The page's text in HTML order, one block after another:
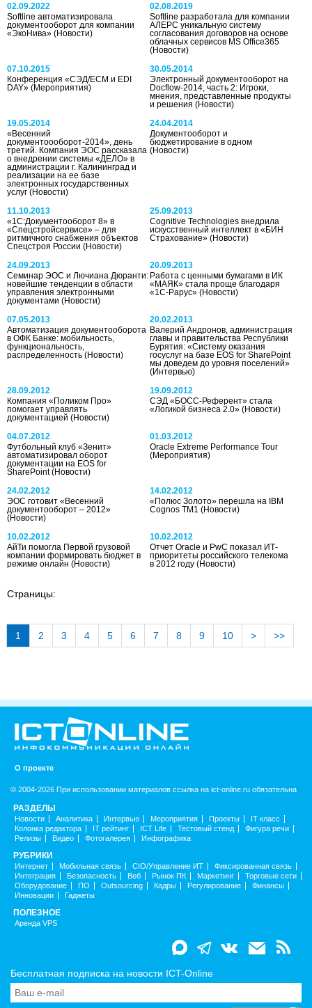
02.09.2022
Softline автоматизировала
документооборот для компании
«ЭкоНива» (Новости)
02.08.2019
Softline разработала для компании
АЛЕРС уникальную систему
согласования договоров на основе
облачных сервисов MS Office365
(Новости)
07.10.2015
Конференция «СЭД/ECM и EDI
DAY» (Мероприятия)
30.05.2014
Электронный документооборот на
Docflow-2014, часть 2: Игроки,
мнения, представленные продукты
и решения(Новости)
19.05.2014
«Весенний
документоооборот-2014», день
третий. Компания ЭОС рассказала
о внедрении системы «ДЕЛО» в
администрации г. Калининград и
реализации на ее базе
электронных государственных
услуг (Новости)
24.04.2014
Документооборот и
бюджетирование в одном
(Новости)
11.10.2013
«1С:Документооборот 8» в
«Спецстройсервисе» – для
ритмичного снабжения объектов
Спецстроя России (Новости)
25.09.2013
Cognitive Technologies внедрила
искусственный интеллект в «БИН
Страхование»(Новости)
24.09.2013
Семинар ЭОС и Лючиана Дюранти:
новейшие тенденции в области
управления электронными
документами (Новости)
20.09.2013
Работа с ценными бумагами в ИК
«МАЯК» стала проще благодаря
«1С-Рарус»(Новости)
07.05.2013
Автоматизация документооборота
в ОФК Банке: мобильность,
функциональность,
распределенность (Новости)
20.02.2013
Валерий Андронов, администрация
главы и правительства Республики
Бурятия: «Систему оказания
госуслуг на базе EOS for SharePoint
мы доведем до уровня поселений»
(Интервью)
28.09.2012
Компания «Поликом Про»
помогает управлять
документацией (Новости)
19.09.2012
СЭД «БОСС-Референт» стала
«Логикой бизнеса 2.0»(Новости)
04.07.2012
Футбольный клуб «Зенит»
автоматизировал оборот
документации на EOS for
SharePoint(Новости)
01.03.2012
Oracle Extreme Performance Tour
(Мероприятия)
24.02.2012
ЭОС готовит «Весенний
документооборот – 2012»
(Новости)
14.02.2012
«Полюс Золото» перешла на IBM
Cognos TM1(Новости)
10.02.2012
АйТи помогла Первой грузовой
компании формировать бюджет в
режиме онлайн (Новости)
10.02.2012
Отчет Oracle и PwC показал ИТ-
приоритеты российского телекома
в 2012 году(Новости)
Страницы:
1 2 3 4 5 6 7 8 9 10 > >>
О проекте
© 2004-2026 При использовании материалов ссылка на ict-online.ru обязательна
РАЗДЕЛЫ
Новости Аналитика Интервью Мероприятия Проекты
IT класс
Колонка редактора
IT рейтинг ICT Life Тестовый стенд
Фигура речи
Релизы
Видео Фотогалерея Инфографика
РУБРИКИ
Интернет Мобильная связь CIO/Управление ИТ
Фиксированная связь
Интеграция
Безопасность Веб Рынок ПК Маркетинг
Торговые сети
Оборудование
ПО Outsourcing Кадры Регулирование
Финансы
Инновации
Гаджеты
ПОЛЕЗНОЕ
Аренда VPS
Бесплатная подписка на новости ICT-Online